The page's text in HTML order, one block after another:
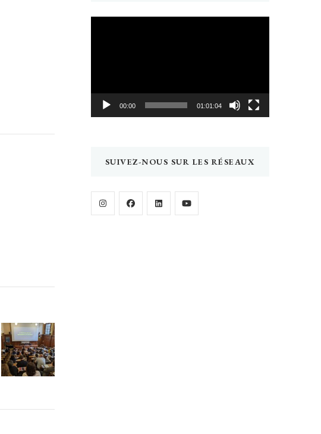
00:00 01:01:04
SUIVEZ-NOUS SUR LES RÉSEAUX